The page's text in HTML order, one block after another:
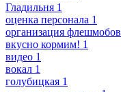
Гладильня 1
оценка персонала 1
организация флешмобов
вкусно кормим! 1
видео 1
вокал 1
голубицкая 1